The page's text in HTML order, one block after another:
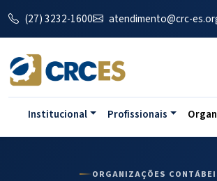
(27) 3232-1600 atendimento@crc-
Institucional Profissionais
ORGANIZAÇÕES